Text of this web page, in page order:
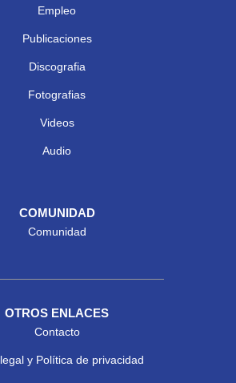
Empleo
Publicaciones
Discografia
Fotografias
Videos
Audio
COMUNIDAD
Comunidad
OTROS ENLACES
Contacto
y Política de privacidad